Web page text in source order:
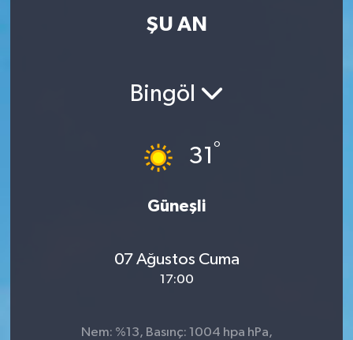
ŞU AN
Bingöl
31 °
Güneşli
07 Ağustos Cuma
17:00
Nem: %13, Basınç: 1004 hpa hPa,